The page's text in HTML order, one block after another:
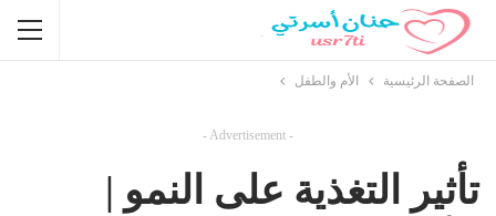
الصفحة الرئيسية الأم والطفل
- Advertisement -
تأثير التغذية على النمو |